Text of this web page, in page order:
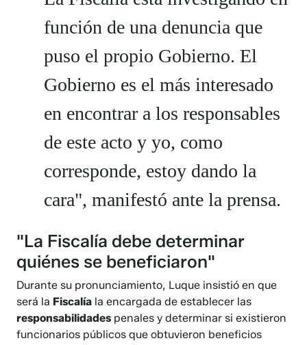
función de una denuncia que
puso el propio Gobierno. El
Gobierno es el más interesado
en encontrar a los responsables
de este acto y yo, como
corresponde, estoy dando la
cara", manifestó ante la prensa.
"La Fiscalía debe determinar
quiénes se beneficiaron"
Durante su pronunciamiento, Luque insistió en que
será la Fiscalía la encargada de establecer las
responsabilidades penales y determinar si existieron
funcionarios públicos que obtuvieron beneficios